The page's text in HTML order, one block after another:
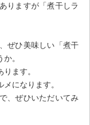
りますが「煮干しラ
ぜひ美味しい「煮干
。
ます。
になります。
、ぜひいただいてみ